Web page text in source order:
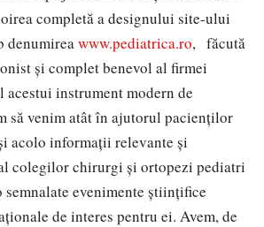
completă a designului site-ului
denumirea www.pediatrica.ro, făcută
și complet benevol al firmei
acestui instrument modern de
să venim atât în ajutorul pacienților
acolo informații relevante și
colegilor chirurgi și ortopezi pediatri
semnalate evenimente științifice
de interes pentru ei. Avem, de